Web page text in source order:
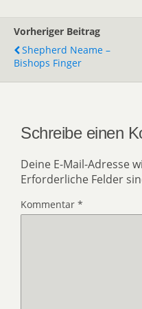
Vorheriger Beitrag
Shepherd Neame –
Bishops Finger
Schreibe einen
Deine E-Mail-Adresse
Erforderliche Felder
Kommentar *